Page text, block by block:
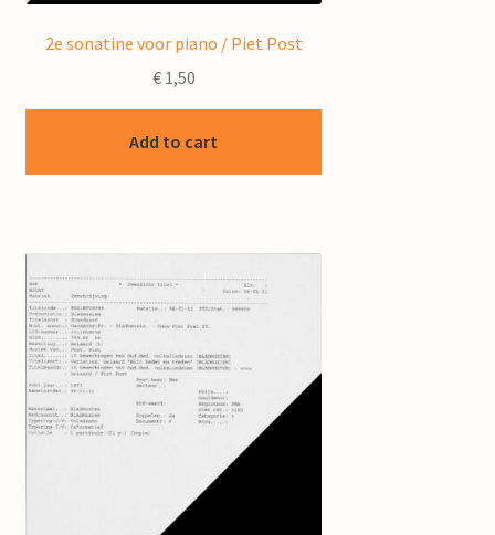
2e sonatine voor piano / Piet Post
€1,50
Add to cart